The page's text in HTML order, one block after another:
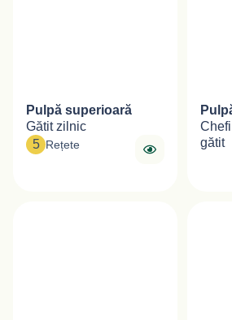
Pulpă superioară
Gătit zilnic
5 Rețete
gătit